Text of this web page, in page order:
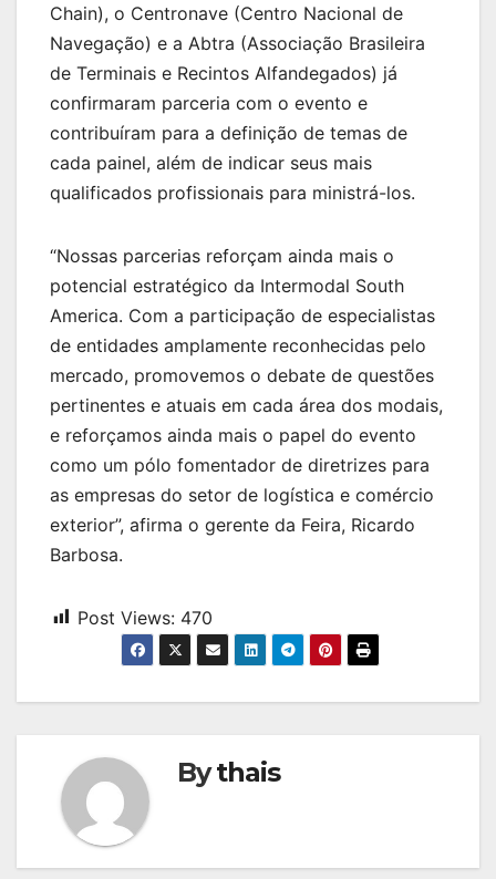
Chain), o Centronave (Centro Nacional de
Navegação) e a Abtra (Associação Brasileira
de Terminais e Recintos Alfandegados) já
confirmaram parceria com o evento e
contribuíram para a definição de temas de
cada painel, além de indicar seus mais
qualificados profissionais para ministrá-los.
“Nossas parcerias reforçam ainda mais o
potencial estratégico da Intermodal South
America. Com a participação de especialistas
de entidades amplamente reconhecidas pelo
mercado, promovemos o debate de questões
pertinentes e atuais em cada área dos modais,
e reforçamos ainda mais o papel do evento
como um pólo fomentador de diretrizes para
as empresas do setor de logística e comércio
exterior”, afirma o gerente da Feira, Ricardo
Barbosa.
Post Views: 470
Bythais